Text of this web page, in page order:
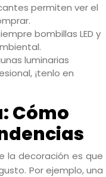
permiten ver el
bombillas LED y
luminarias
¡tenlo en
Cómo
la decoración es que
Por ejemplo, una